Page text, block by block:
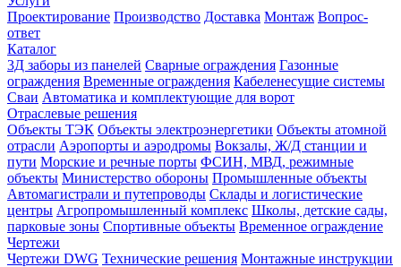
Проектирование Производство Доставка Монтаж Вопрос-
ответ
Каталог
3Д заборы из панелей Сварные ограждения Газонные
ограждения Временные ограждения Кабеленесущие системы
Cваи Автоматика и комплектующие для ворот
Отраслевые решения
Объекты ТЭК Объекты электроэнергетики Объекты атомной
отрасли Аэропорты и аэродромы Вокзалы, Ж/Д станции и
пути Морские и речные порты ФСИН, МВД, режимные
объекты Министерство обороны Промышленные объекты
Автомагистрали и путепроводы Склады и логистические
центры Агропромышленный комплекс Школы, детские сады,
парковые зоны Спортивные объекты Временное ограждение
Чертежи
Чертежи DWG Технические решения Монтажные инструкции